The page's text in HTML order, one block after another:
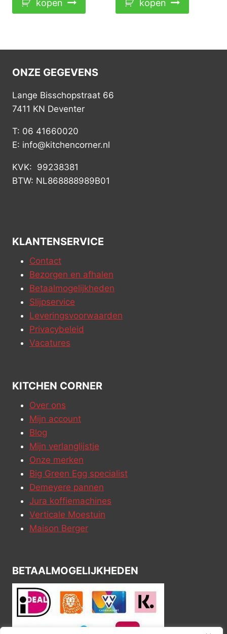
kopen kopen
ONZE GEGEVENS
Lange Bisschopstraat 66
7411 KN Deventer
T: 06 41660020
E: info@kitchencorner.nl
KVK: 99238381
BTW: NL868888989B01
KLANTENSERVICE
Contact
Bezorgen en afhalen
Betaalmogelijkheden
Slijpservice
Leveringsvoorwaarden
Privacybeleid
Vacatures
KITCHEN CORNER
Over ons
Mijn account
Blog
Mijn verlanglijstje
Onze merken
Big Green Egg specialist
Demeyere pannen
Jura koffiemachines
Verticale Moestuin
Maison Berger
BETAALMOGELIJKHEDEN